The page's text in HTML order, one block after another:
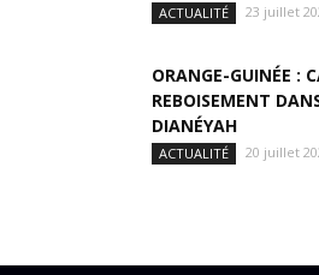
ACTUALITÉ 23 juillet
ORANGE-GUINÉE :
REBOISEMENT
DIANÉYAH
ACTUALITÉ 20 juillet